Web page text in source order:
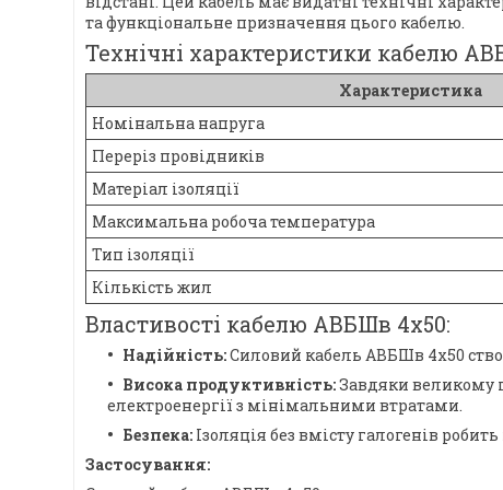
та функціональне призначення цього кабелю.
Технічні характеристики кабелю
Характеристика
Номінальна напруга
Переріз провідників
Матеріал ізоляції
Максимальна робоча температура
Тип ізоляції
Кількість жил
Властивості кабелю АВБШв 4х50:
Надійність:Силовий кабель АВБШв 4х50
Висока продуктивність:Завдяки великому
електроенергії з мінімальними втратами.
Безпека: Ізоляція без вмісту галогенів
Застосування: